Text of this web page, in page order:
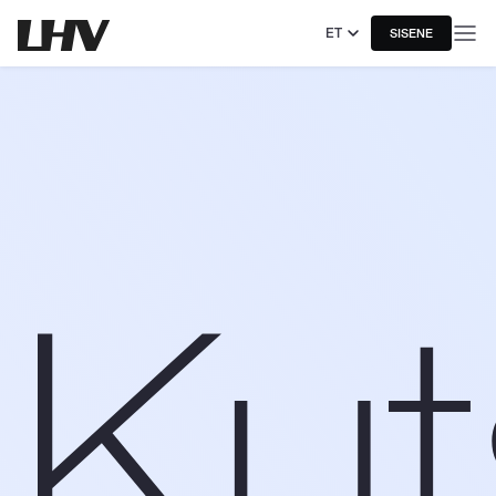
ET SISENE